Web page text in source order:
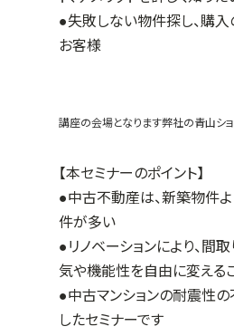
●失敗しない物件探し、購
お客様
講座の会場となります弊社の青山シ
【本セミナーのポイント】
●中古不動産は、新築物件
件が多い
●リノベーションにより、間
気や機能性を自由に変える
●中古マンションの耐震性
したセミナーです